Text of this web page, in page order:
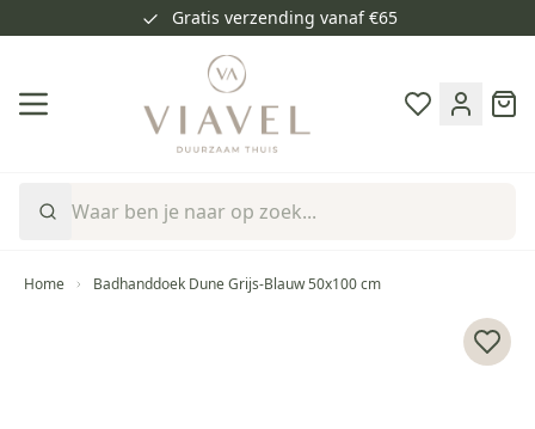
Gratis verzending vanaf €65
Cart
Home Badhanddoek Dune Grijs-Blauw 50x100 cm